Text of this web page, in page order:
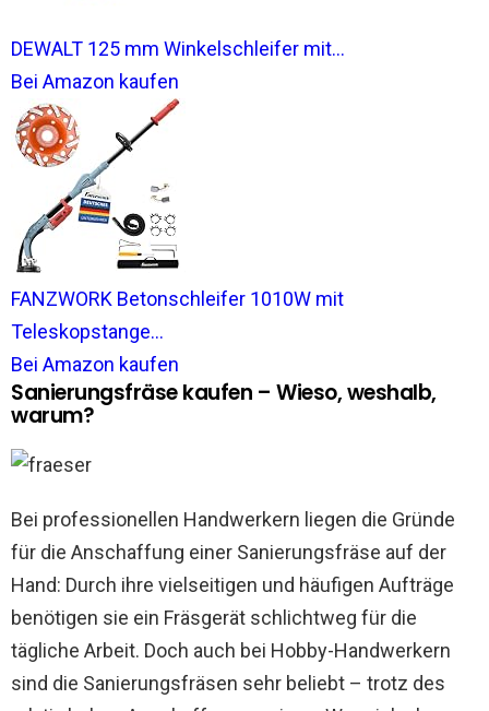
DEWALT 125 mm Winkelschleifer mit...
Bei Amazon kaufen
FANZWORK Betonschleifer 1010W mit
Teleskopstange...
Bei Amazon kaufen
Sanierungsfräse kaufen – Wieso, weshalb,
warum?
Bei professionellen Handwerkern liegen die Gründe
für die Anschaffung einer Sanierungsfräse auf der
Hand: Durch ihre vielseitigen und häufigen Aufträge
benötigen sie ein Fräsgerät schlichtweg für die
tägliche Arbeit. Doch auch bei Hobby-Handwerkern
sind die Sanierungsfräsen sehr beliebt – trotz des